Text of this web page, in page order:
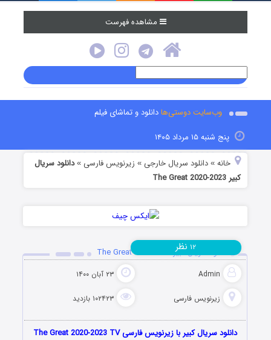
مشاهده فهرست
وب‌سایت دوستی‌هادانلود و تماشای فیلم
پنج شنبه ۱۵ مرداد ۱۴۰۵
خانه »دانلود سریال خارجی » زیرنویس فارسی »دانلود سریال
کبیر The Great 2020-2023
دانلود سریال کبیر The Great 2020-2023
Admin ۲۳ آبان ۱۴۰۰
زیرنویس فارسی ۱۰۲۴۲۳ بازدید
۱۲ نظر
دانلود سریال کبیر با زیرنویس فارسی The Great 2020-2023 TV